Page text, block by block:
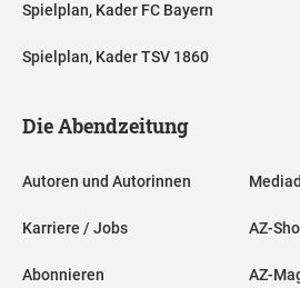
Spielplan, Kader FC Bayern
Spielplan, Kader TSV 1860
Die Abendzeitung
Autoren und Autorinnen
Karriere / Jobs
Abonnieren
AZ-
AZ-